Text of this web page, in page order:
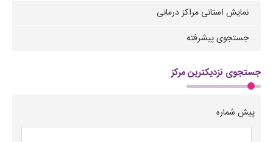
نمایش استانی مراکز درمانی
جستجوی پیشرفته
جستجوی نزدیکترین مرکز
پیش شماره